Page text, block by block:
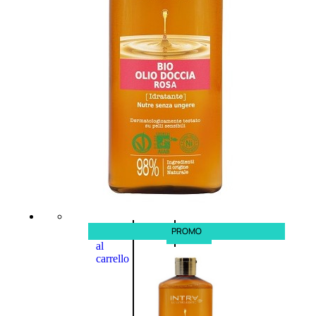
L’OCCITANE
EDT
VERBENA
E
Valutato
0su
5
(0)
58,00€
43,50€
ESAURITO
al
carrello
PROMO
PROMO